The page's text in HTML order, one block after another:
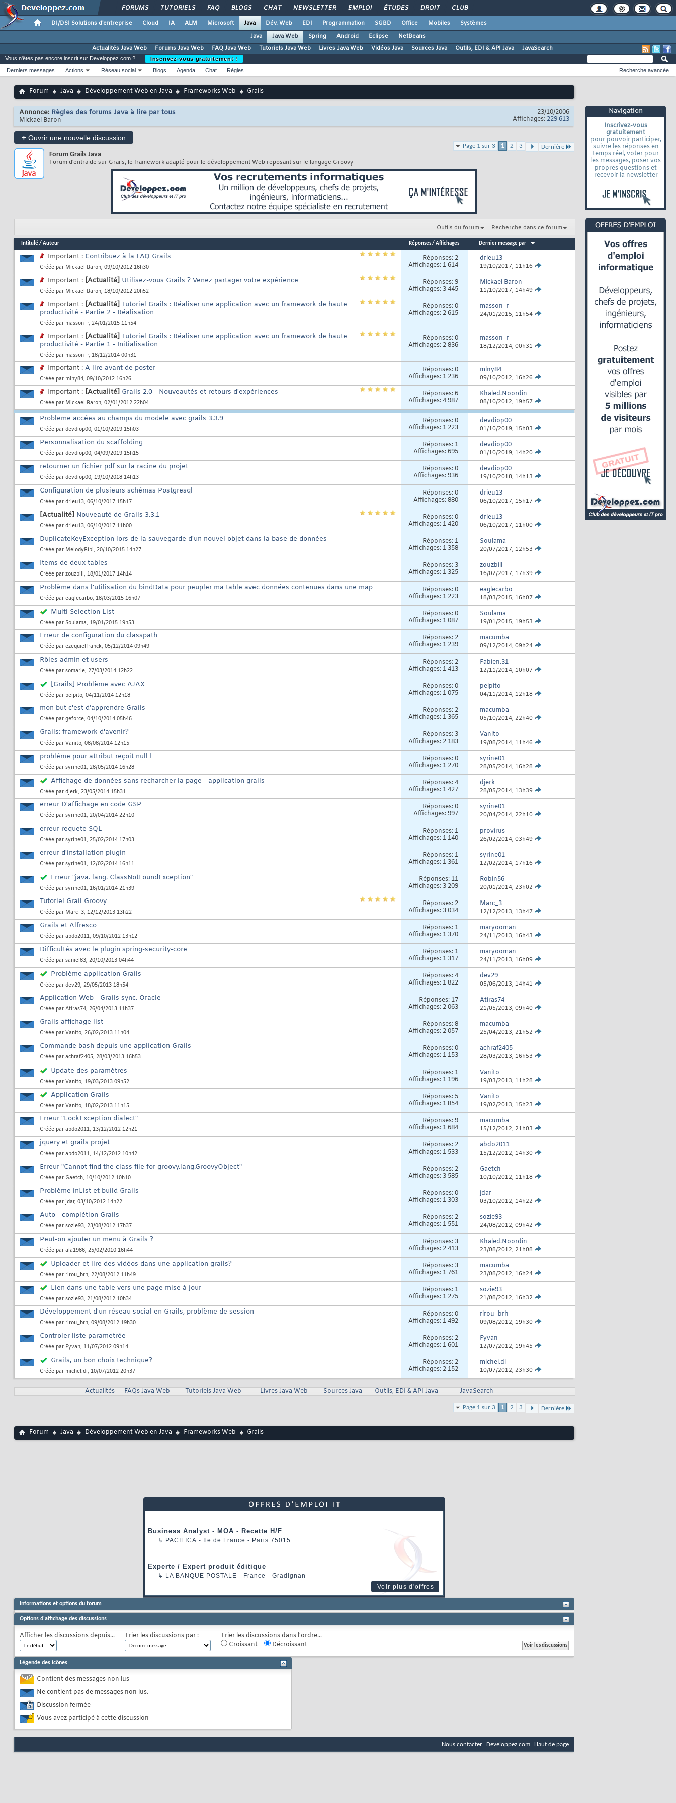
FORUMS TUTORIELS FAQ BLOGS CHAT NEWSLETTER EMPLOI ÉTUDES DROIT CLUB
DI/DSI Solutions d'entreprise Cloud IA ALM Microsoft Java Dév. Web EDI Programmation SGBD Office Mobiles
Systèmes
Java
Java Web Spring Android Eclipse
NetBeans
Actualités Java Web
Forums Java Web FAQ Java Web Tutoriels Java Web Livres Java Web Vidéos Java Sources Java Outils, EDI & API Java JavaSearch
Vous n'êtes pas encore inscrit sur Developpez.com ?
Inscrivez-vous gratuitement !
Derniers messages
Actions Réseau social Blogs Agenda Chat Règles Recherche avancée
Forum Java Développement Web en Java Frameworks Web Grails
Navigation
Inscrivez-vous
gratuitement
pour pouvoir participer,
suivre les réponses en
temps réel, voter pour
les messages, poser vos
propres questions et
recevoir la newsletter
Annonce: Règles des forums Java à lire par tous
Mickael Baron
23/10/2006
Affichages: 229 613
+ Ouvrir une nouvelle discussion
Page 1 sur 3 1 2 3 Dernière
Forum Grails Java
Forum d'entraide sur Grails, le framework adapté pour le développement Web reposant sur le langage Groovy
Outils du forum Recherche dans ce forum
Intitulé/ Auteur Réponses/ Affichages Dernier message par
Important : Contribuez à la FAQ Grails
Créée par Mickael Baron, 09/10/2012 16h30
Réponses: 2
Affichages: 1 614
drieu13
19/10/2017, 11h16
Important : [Actualité] Utilisez-vous Grails ? Venez partager votre expérience
Créée par Mickael Baron, 18/10/2012 20h52
Réponses:9
Affichages: 3 445
Mickael Baron
11/10/2017, 14h49
Important : [Actualité] Tutoriel Grails : Réaliser une application avec un framework de haute
productivité - Partie 2 - Réalisation
Créée par masson_r, 24/01/2015 11h54
Réponses:0
Affichages: 2 615
masson_r
24/01/2015, 11h54
Important : [Actualité] Tutoriel Grails : Réaliser une application avec un framework de haute
productivité - Partie 1 - Initialisation
Créée par masson_r, 18/12/2014 00h31
Réponses:0
Affichages: 2 836
masson_r
18/12/2014, 00h31
Important : A lire avant de poster
Créée par mlny84, 09/10/2012 16h26
Réponses:0
Affichages: 1 236
mlny84
09/10/2012, 16h26
Important : [Actualité] Grails 2.0 - Nouveautés et retours d'expériences
Créée par Mickael Baron, 02/01/2012 22h04
Réponses:6
Affichages: 4 987
Khaled.Noordin
08/10/2012, 19h57
Probleme accées au champs du modele avec grails 3.3.9
Créée par devdiop00, 01/10/2019 15h03
Réponses:0
Affichages: 1 223
devdiop00
01/10/2019, 15h03
Personnalisation du scaffolding
Créée par devdiop00, 04/09/2019 15h15
Réponses: 1
Affichages: 695
devdiop00
01/10/2019, 14h20
retourner un fichier pdf sur la racine du projet
Créée par devdiop00, 19/10/2018 14h13
Réponses:0
Affichages: 936
devdiop00
19/10/2018, 14h13
Configuration de plusieurs schémas Postgresql
Créée par drieu13, 06/10/2017 15h17
Réponses:0
Affichages: 880
drieu13
06/10/2017, 15h17
[Actualité] Nouveauté de Grails 3.3.1
Créée par drieu13, 06/10/2017 11h00
Réponses:0
Affichages: 1 420
drieu13
06/10/2017, 11h00
DuplicateKeyException lors de la sauvegarde d'un nouvel objet dans la base de données
Créée par MelodyBibi, 20/10/2015 14h27
Réponses: 1
Affichages: 1 358
Soulama
20/07/2017, 12h53
Items de deux tables
Créée par zouzbill, 18/01/2017 14h14
Réponses: 3
Affichages: 1 325
zouzbill
16/02/2017, 17h39
Problème dans l'utilisation du bindData pour peupler ma table avec données contenues dans une map
Créée par eaglecarbo, 18/03/2015 16h07
Réponses:0
Affichages: 1 223
eaglecarbo
18/03/2015, 16h07
Multi Selection List
Créée par Soulama, 19/01/2015 19h53
Réponses:0
Affichages: 1 087
Soulama
19/01/2015, 19h53
Erreur de configuration du classpath
Créée par ezequielfranck, 05/12/2014 09h49
Réponses: 2
Affichages: 1 239
macumba
09/12/2014, 09h24
Rôles admin et users
Créée par somarie, 27/03/2014 12h22
Réponses: 2
Affichages: 1 413
Fabien.31
12/11/2014, 10h07
[Grails] Problème avec AJAX
Créée par peipito, 04/11/2014 12h18
Réponses:0
Affichages: 1 075
peipito
04/11/2014, 12h18
mon but c'est d’apprendre Grails
Créée par geforce, 04/10/2014 05h46
Réponses: 2
Affichages: 1 365
macumba
05/10/2014, 22h40
Grails: framework d'avenir?
Créée par Vanito, 08/08/2014 12h15
Réponses: 3
Affichages: 2 183
Vanito
19/08/2014, 11h46
probléme pour attribut reçoit null !
Créée par syrine01, 28/05/2014 16h28
Réponses:0
Affichages: 1 270
syrine01
28/05/2014, 16h28
Affichage de données sans recharcher la page - application grails
Créée par djerk, 23/05/2014 15h31
Réponses:4
Affichages: 1 427
djerk
28/05/2014, 13h39
erreur D'affichage en code GSP
Créée par syrine01, 20/04/2014 22h10
Réponses:0
Affichages: 997
syrine01
20/04/2014, 22h10
erreur requete SQL
Créée par syrine01, 25/02/2014 17h03
Réponses: 1
Affichages: 1 140
provirus
26/02/2014, 03h49
erreur d'installation plugin
Créée par syrine01, 12/02/2014 16h11
Réponses: 1
Affichages: 1 361
syrine01
12/02/2014, 17h16
Erreur "java. lang. ClassNotFoundException"
Créée par syrine01, 16/01/2014 21h39
Réponses: 11
Affichages: 3 209
Robin56
20/01/2014, 23h02
Tutoriel Grail Groovy
Créée par Marc_3, 12/12/2013 13h22
Réponses: 2
Affichages: 3 034
Marc_3
12/12/2013, 13h47
Grails et Alfresco
Créée par abdo2011, 09/10/2012 13h12
Réponses: 1
Affichages: 1 370
maryooman
24/11/2013, 16h43
Difficultés avec le plugin spring-security-core
Créée par saniel83, 20/10/2013 04h44
Réponses: 1
Affichages: 1 317
maryooman
24/11/2013, 16h09
Problème application Grails
Créée par dev29, 29/05/2013 18h54
Réponses:4
Affichages: 1 822
dev29
05/06/2013, 14h41
Application Web - Grails sync. Oracle
Créée par Atiras74, 26/04/2013 11h37
Réponses: 17
Affichages: 2 063
Atiras74
21/05/2013, 09h40
Grails affichage list
Créée par Vanito, 26/02/2013 11h04
Réponses:8
Affichages: 2 057
macumba
25/04/2013, 21h52
Commande bash depuis une application Grails
Créée par achraf2405, 28/03/2013 16h53
Réponses:0
Affichages: 1 153
achraf2405
28/03/2013, 16h53
Update des paramètres
Créée par Vanito, 19/03/2013 09h52
Réponses: 1
Affichages: 1 196
Vanito
19/03/2013, 11h28
Application Grails
Créée par Vanito, 18/02/2013 11h15
Réponses: 5
Affichages: 1 854
Vanito
19/02/2013, 15h23
Erreur "LockException dialect"
Créée par abdo2011, 13/12/2012 12h21
Réponses:9
Affichages: 1 684
macumba
15/12/2012, 21h03
jquery et grails projet
Créée par abdo2011, 14/12/2012 10h42
Réponses: 2
Affichages: 1 533
abdo2011
15/12/2012, 14h30
Erreur "Cannot find the class file for groovy.lang.GroovyObject"
Créée par Gaetch, 10/10/2012 10h10
Réponses: 2
Affichages: 3 585
Gaetch
10/10/2012, 11h18
Problème inList et build Grails
Créée par jdar, 03/10/2012 14h22
Réponses:0
Affichages: 1 303
jdar
03/10/2012, 14h22
Auto - complétion Grails
Créée par sozie93, 23/08/2012 17h37
Réponses: 2
Affichages: 1 551
sozie93
24/08/2012, 09h42
Peut-on ajouter un menu à Grails ?
Créée par ala1986, 25/02/2010 16h44
Réponses: 3
Affichages: 2 413
Khaled.Noordin
23/08/2012, 21h08
Uploader et lire des vidéos dans une application grails?
Créée par rirou_brh, 22/08/2012 11h49
Réponses: 3
Affichages: 1 761
macumba
23/08/2012, 16h24
Lien dans une table vers une page mise à jour
Créée par sozie93, 21/08/2012 10h34
Réponses: 1
Affichages: 1 275
sozie93
21/08/2012, 16h32
Développement d'un réseau social en Grails, problème de session
Créée par rirou_brh, 09/08/2012 19h30
Réponses:0
Affichages: 1 492
rirou_brh
09/08/2012, 19h30
Controler liste parametrée
Créée par Fyvan, 11/07/2012 09h14
Réponses: 2
Affichages: 1 601
Fyvan
12/07/2012, 19h45
Grails, un bon choix technique?
Créée par michel.di, 10/07/2012 20h37
Réponses: 2
Affichages: 2 152
michel.di
10/07/2012, 23h30
Actualités FAQs Java Web Tutoriels Java Web Livres Java Web Sources Java Outils, EDI & API Java JavaSearch
Page 1 sur 3 1 2 3 Dernière
Forum Java Développement Web en Java Frameworks Web Grails
Business Analyst - MOA - Recette H/F
↳ PACIFICA - Ile de France - Paris 75015
Experte / Expert produit éditique
↳ LA BANQUE POSTALE - France - Gradignan
Voir plus d'offres
Informations et options du forum
Options d'affichage des discussions
Afficher les discussions depuis... Trier les discussions par :
Trier les discussions dans l'ordre...
Croissant
Décroissant
Légende des icônes
Contient des messages non lus
Ne contient pas de messages non lus.
Discussion fermée
Vous avez participé à cette discussion
Nous contacter Developpez.com Haut de page